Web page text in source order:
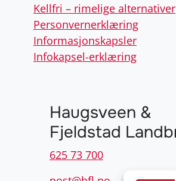
Kellfri – rimelige alternativer
Personvernerklæring
Informasjonskapsler
Infokapsel-erklæring
Haugsveen &
Fjeldstad
625 73 700